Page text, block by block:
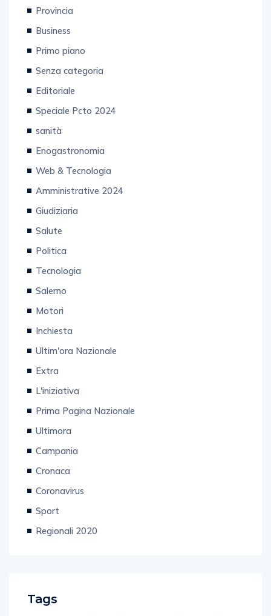
Provincia
Business
Primo piano
Senza categoria
Editoriale
Speciale Pcto 2024
sanità
Enogastronomia
Web & Tecnologia
Amministrative 2024
Giudiziaria
Salute
Politica
Tecnologia
Salerno
Motori
Inchiesta
Ultim'ora Nazionale
Extra
L'iniziativa
Prima Pagina Nazionale
Ultimora
Campania
Cronaca
Coronavirus
Sport
Regionali 2020
Tags